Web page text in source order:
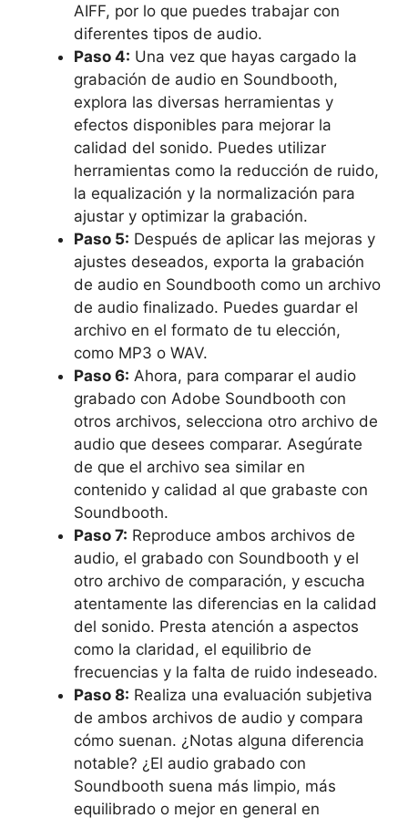
AIFF, por lo​ que puedes trabajar con
diferentes tipos‌ de audio.
Paso ​4: Una⁤ vez que hayas cargado la
grabación de audio en Soundbooth,
explora las diversas herramientas y
efectos disponibles para mejorar la
calidad del‍ sonido. Puedes ‌utilizar
herramientas como la reducción de ruido,
⁤la equalización y ​la normalización para
‍ajustar y optimizar la grabación.
Paso⁣ 5: Después de aplicar las⁣ mejoras y
ajustes deseados,⁤ exporta ⁣la‌ grabación
⁤de ⁢audio en Soundbooth como un ​archivo
​de audio finalizado. Puedes ⁣guardar el
archivo en el‍ formato de tu⁢ elección,
como MP3 o WAV.
Paso 6: Ahora, para comparar el audio
⁤grabado con Adobe Soundbooth con
otros⁢ archivos, selecciona⁣ otro ​archivo de
audio ⁢que desees comparar. ​Asegúrate
de que⁢ el archivo sea ⁢similar en
contenido⁣ y calidad‍ al que grabaste ⁤con
Soundbooth.
Paso 7: Reproduce ambos archivos de⁤
audio, ‌el grabado⁣ con Soundbooth y ‌el
otro archivo de comparación, y escucha
⁢atentamente las ⁤diferencias en la calidad
⁢del sonido. Presta ⁤atención‌ a aspectos⁣
como la ⁣claridad, el ⁢equilibrio ​de
frecuencias⁣ y ​la‌ falta de ruido⁤ indeseado.
Paso 8: Realiza ⁤una evaluación subjetiva
de ‍ambos archivos ⁤de audio​ y compara
cómo suenan. ‍¿Notas alguna diferencia
notable? ¿El audio grabado con​
Soundbooth suena más limpio, más
equilibrado o mejor en general en⁣